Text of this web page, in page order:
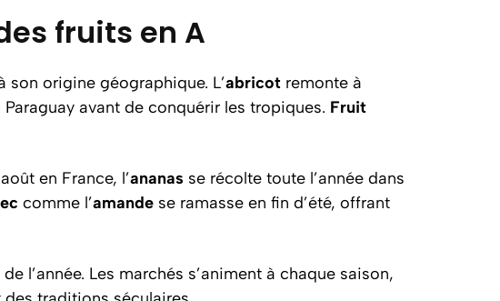
fruits en A
origine géographique. L’abricot remonte à
avant de conquérir les tropiques. Fruit
en France, l’ananas se récolte toute l’année dans
comme l’amande se ramasse en fin d’été, offrant
l’année. Les marchés s’animent à chaque saison,